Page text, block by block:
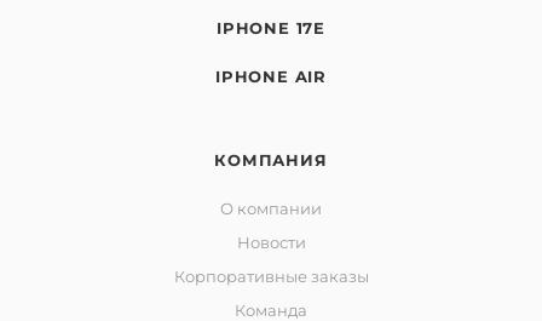
IPHONE 17E
IPHONE AIR
КОМПАНИЯ
О компании
Новости
Корпоративные заказы
Команда